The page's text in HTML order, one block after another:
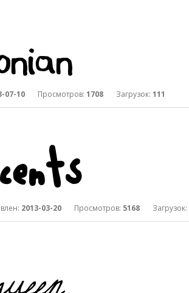
07-10 Просмотров: 1708 Загрузок: 111
2013-03-20 Просмотров: 5168 Загрузок: